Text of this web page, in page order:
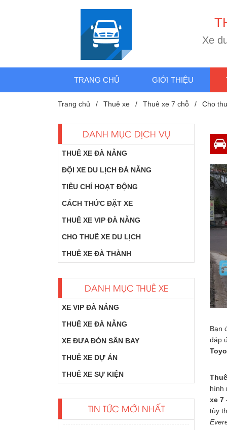
T
e d
TRANG CHỦ GIỚI THIỆU
Trang chủ Thuê xe Thuê xe 7 chỗ Cho
DANH MỤC DỊCH VỤ
THUÊ XE ĐÀ NẴNG
ĐỘI XE DU LỊCH ĐÀ NẴNG
TIÊU CHÍ HOẠT ĐỘNG
CÁCH THỨC ĐẶT XE
THUÊ XE VIP ĐÀ NẴNG
CHO THUÊ XE DU LỊCH
THUÊ XE ĐÀ THÀNH
DANH MỤC THUÊ XE
XE VIP ĐÀ NẴNG
THUÊ XE ĐÀ NẴNG
XE ĐƯA ĐÓN SÂN BAY
THUÊ XE DỰ ÁN
THUÊ XE SỰ KIỆN
TIN TỨC MỚI NHẤT
Xe Dcar Limousine là gì?
DCAR update phổ
biến tại Việt Nam
Cách tra cứu ô tô được tự động gia
hạn đăng kiểm
Bạn
đáp
hình
xe 7
tùy